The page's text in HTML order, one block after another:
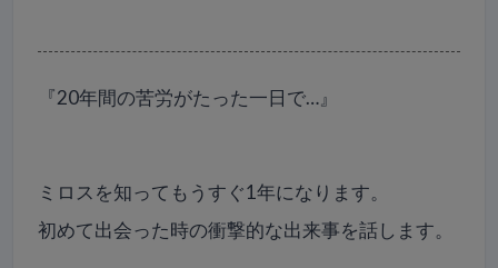
『20年間の苦労がたった一日で…』
ミロスを知ってもうすぐ1年になります。
初めて出会った時の衝撃的な出来事を話します。